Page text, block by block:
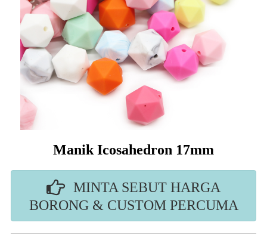
Manik Icosahedron 17mm
MINTA SEBUT HARGA
BORONG & CUSTOM PERCUMA